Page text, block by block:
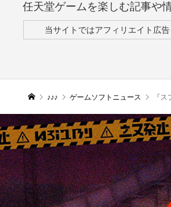
任天堂ゲームを楽しむ記事や
当サイトではアフィリエイト広
♪♪♪ ゲームソフトニュース 『ス